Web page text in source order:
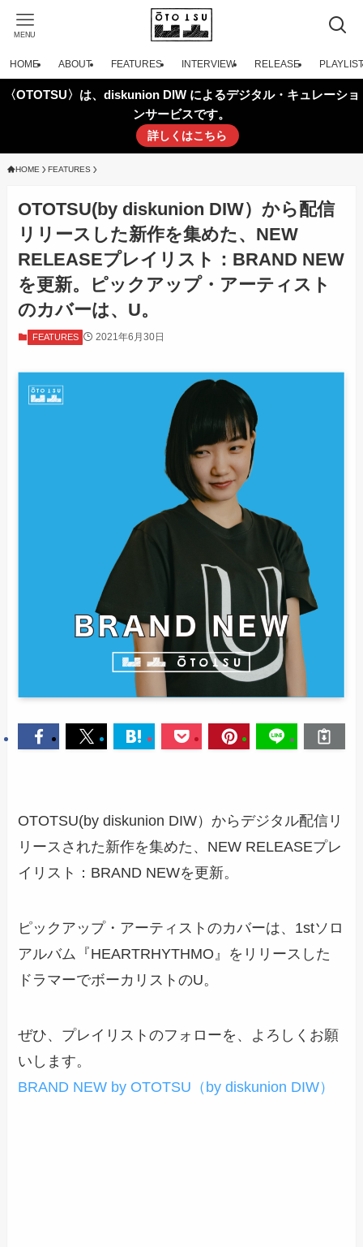
MENU
HOME ABOUT FEATURES INTERVIEW RELEASE PLAYLIST
〈OTOTSU〉は、diskunion DIW によるデジタル・キュレーショ
ンサービスです。
詳しくはこちら
HOME FEATURES
OTOTSU(by diskunion DIW）から配信
リリースした新作を集めた、NEW
RELEASEプレイリスト：BRAND NEW
を更新。ピックアップ・アーティスト
のカバーは、U。
FEATURES 2021年6月30日
OTOTSU(by diskunion DIW）からデジタル配信リ
リースされた新作を集めた、NEW RELEASEプレ
イリスト：BRAND NEWを更新。
ピックアップ・アーティストのカバーは、1stソロ
アルバム『HEARTRHYTHMO』をリリースした
ドラマーでボーカリストのU。
ぜひ、プレイリストのフォローを、よろしくお願
いします。
BRAND NEW by OTOTSU（by diskunion DIW）